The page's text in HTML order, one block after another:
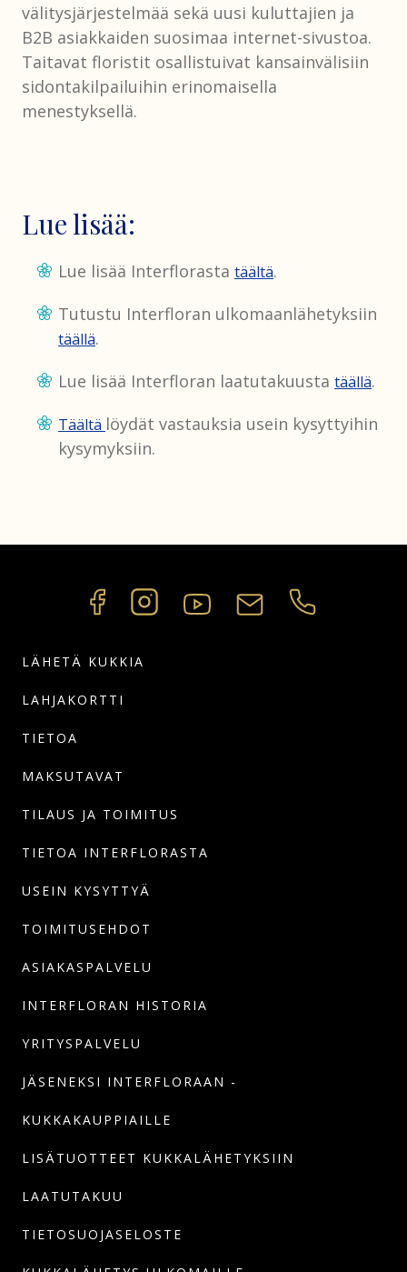
välitysjärjestelmää sekä uusi kuluttajien ja
B2B asiakkaiden suosimaa internet-sivustoa.
Taitavat floristit osallistuivat kansainvälisiin
sidontakilpailuihin erinomaisella
menestyksellä.
Lue lisää:
Lue lisää Interflorasta täältä.
Tutustu Interfloran ulkomaanlähetyksiin
täällä.
Lue lisää Interfloran laatutakuusta täällä.
Täältä löydät vastauksia usein kysyttyihin
kysymyksiin.
LÄHETÄ KUKKIA
LAHJAKORTTI
TIETOA
MAKSUTAVAT
TILAUS JA TOIMITUS
TIETOA INTERFLORASTA
USEIN KYSYTTYÄ
TOIMITUSEHDOT
ASIAKASPALVELU
INTERFLORAN HISTORIA
YRITYSPALVELU
JÄSENEKSI INTERFLORAAN -
KUKKAKAUPPIAILLE
LISÄTUOTTEET KUKKALÄHETYKSIIN
LAATUTAKUU
TIETOSUOJASELOSTE